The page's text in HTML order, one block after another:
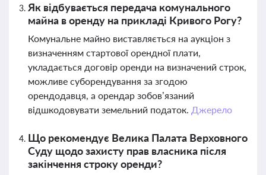
Як відбувається передача комунального
майна в оренду на прикладі Кривого Рогу?
Комунальне майно виставляється на аукціон з
визначенням стартової орендної плати,
укладається договір оренди на визначений строк,
можливе суборендування за згодою
орендодавця, а орендар зобов’язаний
відшкодовувати земельний податок. Джерело
Що рекомендує Велика Палата Верховного
Суду щодо захисту прав власника після
закінчення строку оренди?